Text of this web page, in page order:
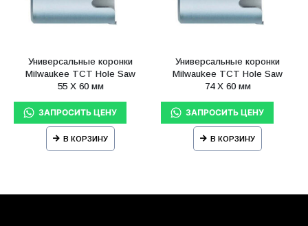
Универсальные коронки
Milwaukee TCT Hole Saw
55 X 60 мм
В КОРЗИНУ
Универсальные коронки
Milwaukee TCT Hole Saw
74 X 60 мм
В КОРЗИНУ